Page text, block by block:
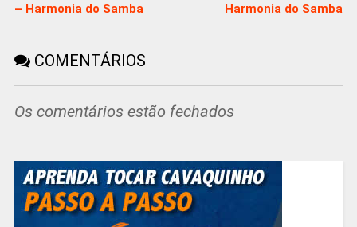
– Harmonia do Samba
Harmonia do Samba
COMENTÁRIOS
Os comentários estão fechados